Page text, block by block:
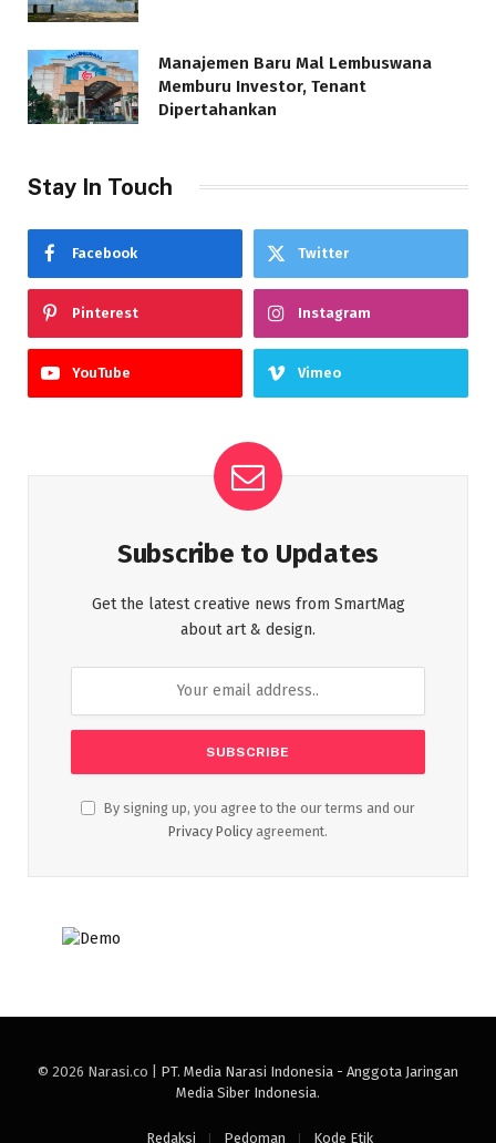
Manajemen Baru Mal Lembuswana
Memburu Investor, Tenant
Dipertahankan
Stay In Touch
Facebook Twitter
Pinterest Instagram
YouTube Vimeo
Subscribe to Updates
Get the latest creative news from SmartMag
about art & design.
By signing up, you agree to the our terms and our
Privacy Policy agreement.
© 2026 Narasi.co | PT. Media Narasi Indonesia - Anggota Jaringan
Media Siber Indonesia.
Redaksi Pedoman Kode Etik